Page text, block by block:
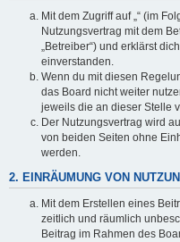
Mit dem Zugriff auf „“ (im
Nutzungsvertrag mit dem
„Betreiber“) und erklärst
einverstanden.
Wenn du mit diesen
das Board nicht weiter
jeweils die an dieser Stelle
Der Nutzungsvertrag wird
von beiden Seiten ohne
werden.
2. EINRÄUMUNG VON
Mit dem Erstellen eines
zeitlich und räumlich
Beitrag im Rahmen des